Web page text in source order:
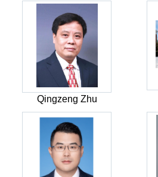
Qingzeng Zhu